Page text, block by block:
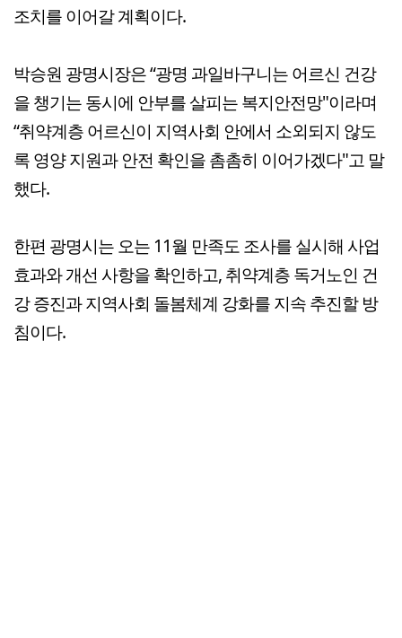
조치를 이어갈 계획이다.
박승원 광명시장은 “광명 과일바구니는 어르신 건강
을 챙기는 동시에 안부를 살피는 복지안전망"이라며
“취약계층 어르신이 지역사회 안에서 소외되지 않도
록 영양 지원과 안전 확인을 촘촘히 이어가겠다"고 말
했다.
한편 광명시는 오는 11월 만족도 조사를 실시해 사업
효과와 개선 사항을 확인하고, 취약계층 독거노인 건
강 증진과 지역사회 돌봄체계 강화를 지속 추진할 방
침이다.